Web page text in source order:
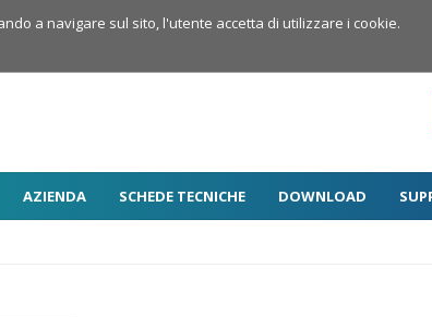
AZIENDA SCHEDE TECNICHE DOWNLOAD
a navigare sul sito, l'utente accetta di utilizzare i cookie.